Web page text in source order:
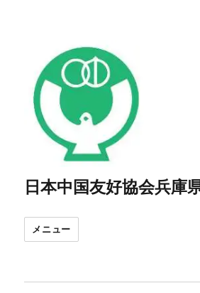
日本中国友好協会兵庫
メニュー